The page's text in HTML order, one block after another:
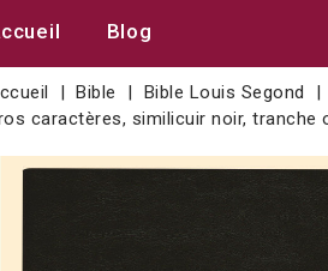
Blog
Bible Bible Louis Segond
caractères, similicuir noir, tranche